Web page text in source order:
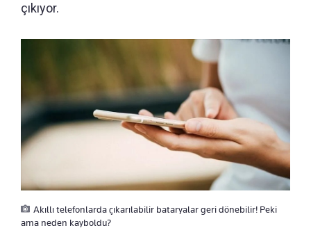
çıkıyor.
Akıllı telefonlarda çıkarılabilir bataryalar geri dönebilir! Peki
ama neden kayboldu?